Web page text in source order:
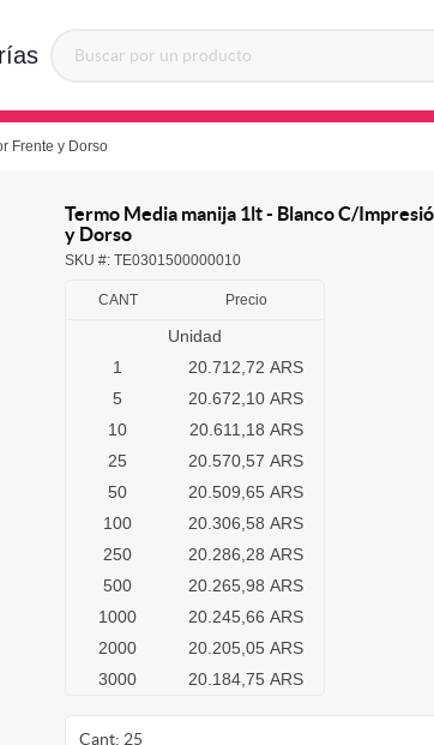
Frente y Dorso
Termo Media manija 1lt - Blanco C/
y Dorso
SKU #: TE0301500000010
CANT Precio
Unidad
1
20.712,72 ARS
5
20.672,10 ARS
10
20.611,18 ARS
25
20.570,57 ARS
50
20.509,65 ARS
100
20.306,58 ARS
250
20.286,28 ARS
500
20.265,98 ARS
1000
20.245,66 ARS
2000
20.205,05 ARS
3000
20.184,75 ARS
Cant: 25